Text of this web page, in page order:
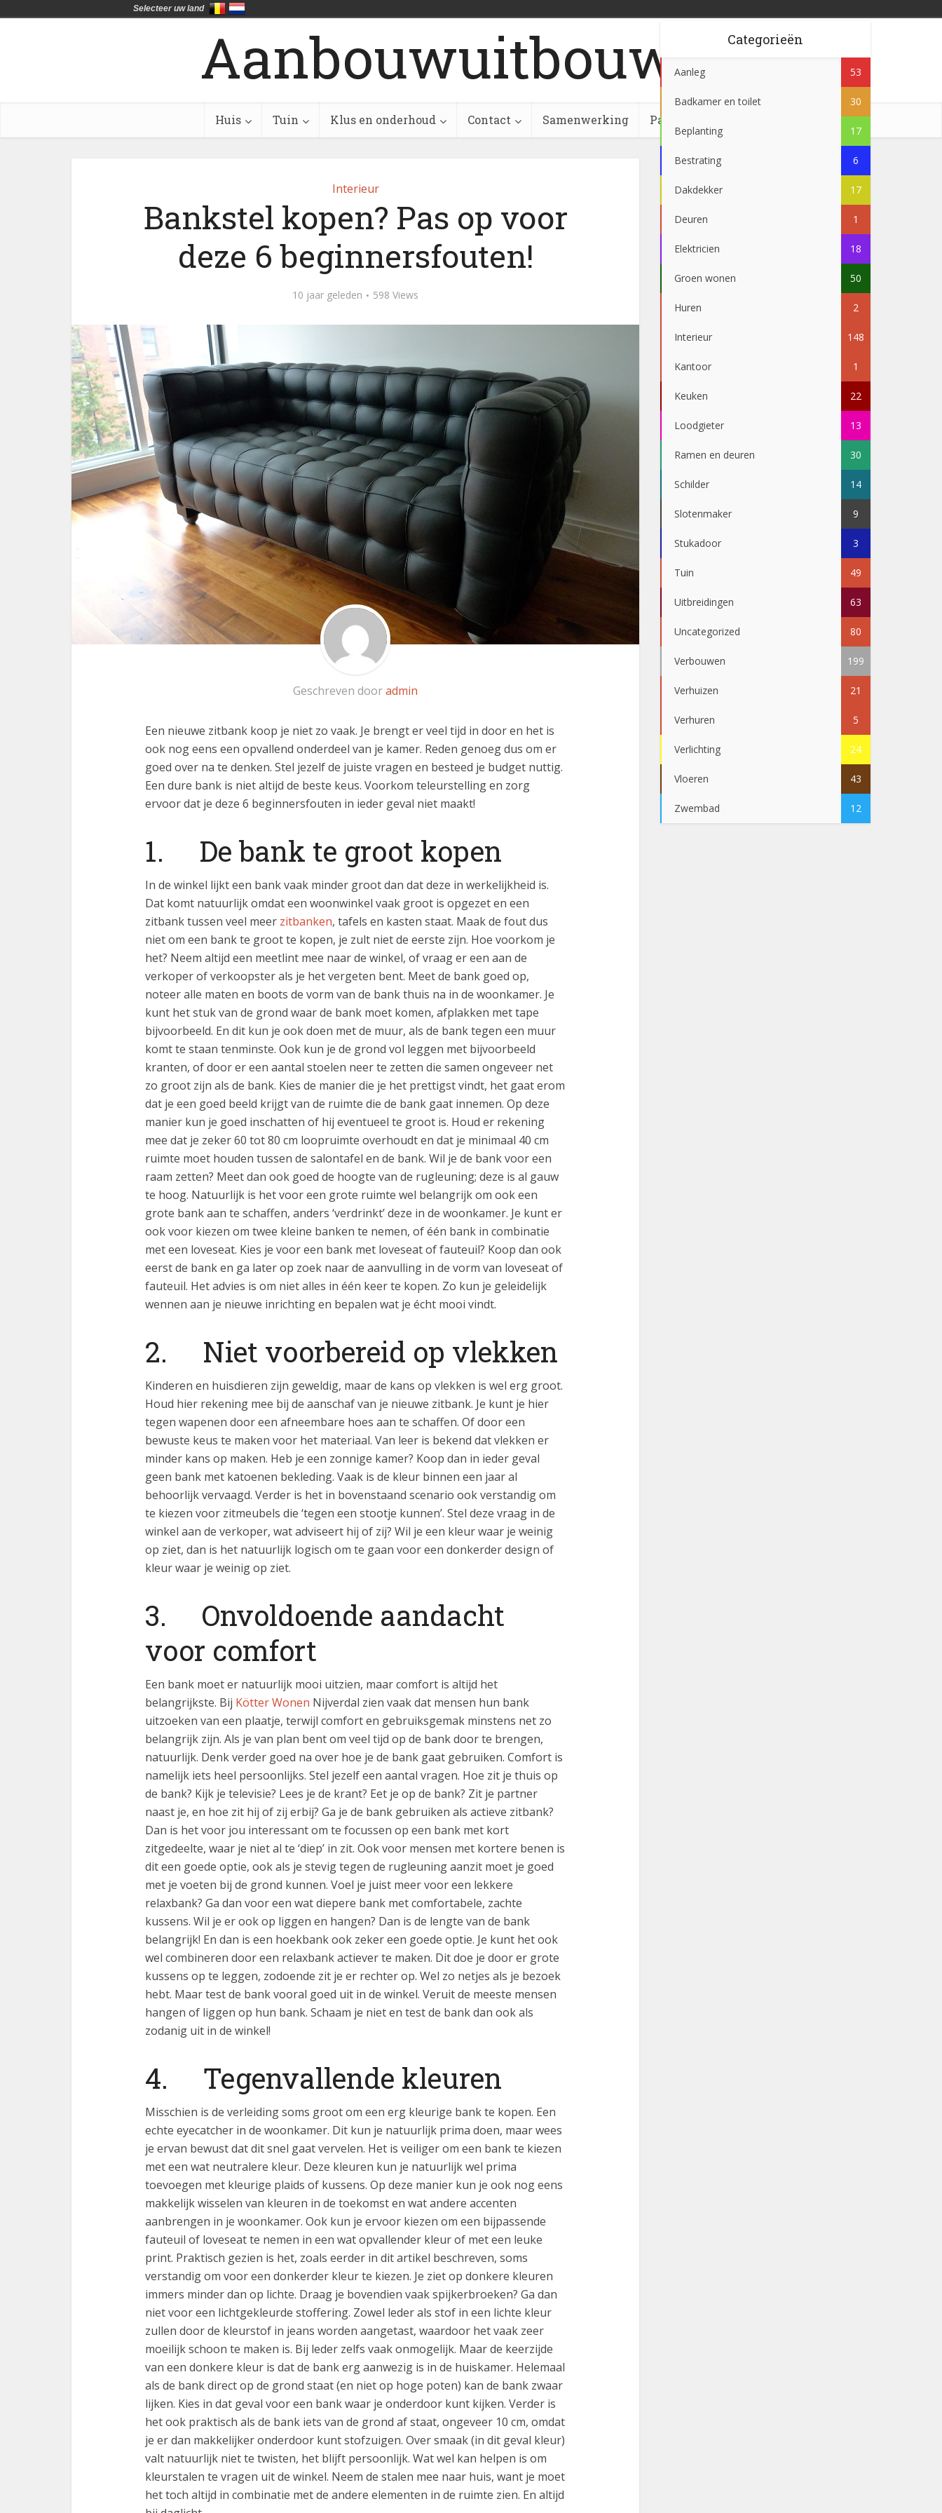
Aanbouwuitbouw.nl
Huis Tuin Klus en onderhoud Contact Samenwerking Partner
Interieur
Bankstel kopen? Pas op voor
deze 6 beginnersfouten!
10 jaar geleden 598 Views
Geschreven dooradmin
Een nieuwe zitbank koop je niet zo vaak. Je brengt er veel tijd in door en het is
ook nog eens een opvallend onderdeel van je kamer. Reden genoeg dus om er
goed over na te denken. Stel jezelf de juiste vragen en besteed je budget nuttig.
Een dure bank is niet altijd de beste keus. Voorkom teleurstelling en zorg
ervoor dat je deze 6 beginnersfouten in ieder geval niet maakt!
1. De bank te groot kopen
In de winkel lijkt een bank vaak minder groot dan dat deze in werkelijkheid is.
Dat komt natuurlijk omdat een woonwinkel vaak groot is opgezet en een
zitbank tussen veel meer zitbanken, tafels en kasten staat. Maak de fout dus
niet om een bank te groot te kopen, je zult niet de eerste zijn. Hoe voorkom je
het? Neem altijd een meetlint mee naar de winkel, of vraag er een aan de
verkoper of verkoopster als je het vergeten bent. Meet de bank goed op,
noteer alle maten en boots de vorm van de bank thuis na in de woonkamer. Je
kunt het stuk van de grond waar de bank moet komen, afplakken met tape
bijvoorbeeld. En dit kun je ook doen met de muur, als de bank tegen een muur
komt te staan tenminste. Ook kun je de grond vol leggen met bijvoorbeeld
kranten, of door er een aantal stoelen neer te zetten die samen ongeveer net
zo groot zijn als de bank. Kies de manier die je het prettigst vindt, het gaat erom
dat je een goed beeld krijgt van de ruimte die de bank gaat innemen. Op deze
manier kun je goed inschatten of hij eventueel te groot is. Houd er rekening
mee dat je zeker 60 tot 80 cm loopruimte overhoudt en dat je minimaal 40 cm
ruimte moet houden tussen de salontafel en de bank. Wil je de bank voor een
raam zetten? Meet dan ook goed de hoogte van de rugleuning; deze is al gauw
te hoog. Natuurlijk is het voor een grote ruimte wel belangrijk om ook een
grote bank aan te schaffen, anders ‘verdrinkt’ deze in de woonkamer. Je kunt er
ook voor kiezen om twee kleine banken te nemen, of één bank in combinatie
met een loveseat. Kies je voor een bank met loveseat of fauteuil? Koop dan ook
eerst de bank en ga later op zoek naar de aanvulling in de vorm van loveseat of
fauteuil. Het advies is om niet alles in één keer te kopen. Zo kun je geleidelijk
wennen aan je nieuwe inrichting en bepalen wat je écht mooi vindt.
2. Niet voorbereid op vlekken
Kinderen en huisdieren zijn geweldig, maar de kans op vlekken is wel erg groot.
Houd hier rekening mee bij de aanschaf van je nieuwe zitbank. Je kunt je hier
tegen wapenen door een afneembare hoes aan te schaffen. Of door een
bewuste keus te maken voor het materiaal. Van leer is bekend dat vlekken er
minder kans op maken. Heb je een zonnige kamer? Koop dan in ieder geval
geen bank met katoenen bekleding. Vaak is de kleur binnen een jaar al
behoorlijk vervaagd. Verder is het in bovenstaand scenario ook verstandig om
te kiezen voor zitmeubels die ‘tegen een stootje kunnen’. Stel deze vraag in de
winkel aan de verkoper, wat adviseert hij of zij? Wil je een kleur waar je weinig
op ziet, dan is het natuurlijk logisch om te gaan voor een donkerder design of
kleur waar je weinig op ziet.
3. Onvoldoende aandacht
voor comfort
Een bank moet er natuurlijk mooi uitzien, maar comfort is altijd het
belangrijkste. Bij Kötter Wonen Nijverdal zien vaak dat mensen hun bank
uitzoeken van een plaatje, terwijl comfort en gebruiksgemak minstens net zo
belangrijk zijn. Als je van plan bent om veel tijd op de bank door te brengen,
natuurlijk. Denk verder goed na over hoe je de bank gaat gebruiken. Comfort is
namelijk iets heel persoonlijks. Stel jezelf een aantal vragen. Hoe zit je thuis op
de bank? Kijk je televisie? Lees je de krant? Eet je op de bank? Zit je partner
naast je, en hoe zit hij of zij erbij? Ga je de bank gebruiken als actieve zitbank?
Dan is het voor jou interessant om te focussen op een bank met kort
zitgedeelte, waar je niet al te ‘diep’ in zit. Ook voor mensen met kortere benen is
dit een goede optie, ook als je stevig tegen de rugleuning aanzit moet je goed
met je voeten bij de grond kunnen. Voel je juist meer voor een lekkere
relaxbank? Ga dan voor een wat diepere bank met comfortabele, zachte
kussens. Wil je er ook op liggen en hangen? Dan is de lengte van de bank
belangrijk! En dan is een hoekbank ook zeker een goede optie. Je kunt het ook
wel combineren door een relaxbank actiever te maken. Dit doe je door er grote
kussens op te leggen, zodoende zit je er rechter op. Wel zo netjes als je bezoek
hebt. Maar test de bank vooral goed uit in de winkel. Veruit de meeste mensen
hangen of liggen op hun bank. Schaam je niet en test de bank dan ook als
zodanig uit in de winkel!
4. Tegenvallende kleuren
Misschien is de verleiding soms groot om een erg kleurige bank te kopen. Een
echte eyecatcher in de woonkamer. Dit kun je natuurlijk prima doen, maar wees
je ervan bewust dat dit snel gaat vervelen. Het is veiliger om een bank te kiezen
met een wat neutralere kleur. Deze kleuren kun je natuurlijk wel prima
toevoegen met kleurige plaids of kussens. Op deze manier kun je ook nog eens
makkelijk wisselen van kleuren in de toekomst en wat andere accenten
aanbrengen in je woonkamer. Ook kun je ervoor kiezen om een bijpassende
fauteuil of loveseat te nemen in een wat opvallender kleur of met een leuke
print. Praktisch gezien is het, zoals eerder in dit artikel beschreven, soms
verstandig om voor een donkerder kleur te kiezen. Je ziet op donkere kleuren
immers minder dan op lichte. Draag je bovendien vaak spijkerbroeken? Ga dan
niet voor een lichtgekleurde stoffering. Zowel leder als stof in een lichte kleur
zullen door de kleurstof in jeans worden aangetast, waardoor het vaak zeer
moeilijk schoon te maken is. Bij leder zelfs vaak onmogelijk. Maar de keerzijde
van een donkere kleur is dat de bank erg aanwezig is in de huiskamer. Helemaal
als de bank direct op de grond staat (en niet op hoge poten) kan de bank zwaar
lijken. Kies in dat geval voor een bank waar je onderdoor kunt kijken. Verder is
het ook praktisch als de bank iets van de grond af staat, ongeveer 10 cm, omdat
je er dan makkelijker onderdoor kunt stofzuigen. Over smaak (in dit geval kleur)
valt natuurlijk niet te twisten, het blijft persoonlijk. Wat wel kan helpen is om
kleurstalen te vragen uit de winkel. Neem de stalen mee naar huis, want je moet
het toch altijd in combinatie met de andere elementen in de ruimte zien. En altijd
Categorieën
Aanleg 53
Badkamer en toilet 30
Beplanting 17
Bestrating 6
Dakdekker 17
Deuren 1
Elektricien 18
Groen wonen 50
Huren 2
Interieur 148
Kantoor 1
Keuken 22
Loodgieter 13
Ramen en deuren 30
Schilder 14
Slotenmaker 9
Stukadoor 3
Tuin 49
Uitbreidingen 63
Uncategorized 80
Verbouwen 199
Verhuizen 21
Verhuren 5
Verlichting 24
Vloeren 43
Zwembad 12
Selecteer uw land